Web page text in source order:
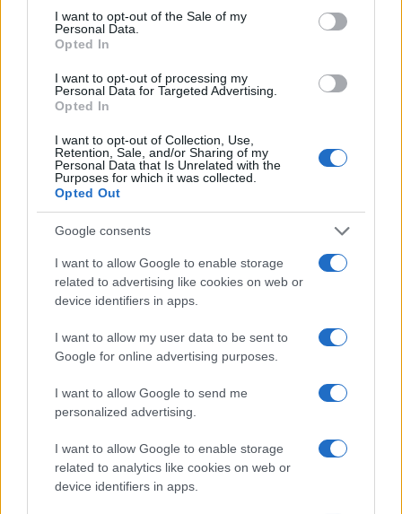
consent section.
I want to opt-out of the Sale of my
Personal Data.
Opted In
I want to opt-out of processing my
Personal Data for Targeted Advertising.
Opted In
I want to opt-out of Collection, Use,
Retention, Sale, and/or Sharing of my
Personal Data that Is Unrelated with the
Purposes for which it was collected.
Opted Out
Google consents
I want to allow Google to enable storage
related to advertising like cookies on web or
device identifiers in apps.
I want to allow my user data to be sent to
Google for online advertising purposes.
I want to allow Google to send me
personalized advertising.
I want to allow Google to enable storage
related to analytics like cookies on web or
device identifiers in apps.
Olbia, cosa è successo
Incidente sulla 125 a Olbia, due auto coinvolte:
danni ingenti
Auto finisce contro un muretto, un ferito ad
Arzachena
Incidente a Baia Sardinia, scontro tra auto e
moto: un ferito
Olbia, le previsioni meteo per lunedì 10 agosto
2026
Le ultime offerte di lavoro a Olbia e in Gallura
Cumuli di rifiuti a Santa Teresa Gallura, la
segnalazione dei residenti